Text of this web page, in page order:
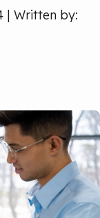
| Written by: